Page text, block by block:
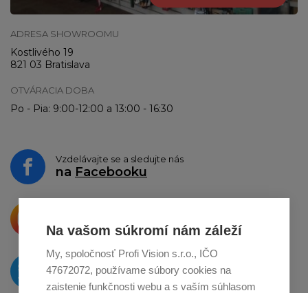
ADRESA SHOWROOMU
Kostlivého 19
821 03 Bratislava
OTVÁRACIA DOBA
Po - Pia: 9:00-12:00 a 13:00 - 16:30
Vzdelávajte se a sledujte nás
na Facebooku
o zdieľanie naInstagrame
O novinkách píšeme
naTwitteri
Na vašom súkromí nám záleží
My, spoločnosť Profi Vision s.r.o., IČO
47672072, používame súbory cookies na
zaistenie funkčnosti webu a s vaším súhlasom